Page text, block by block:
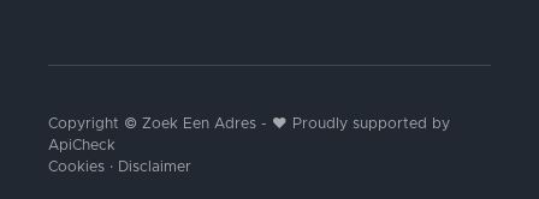
Copyright © Zoek Een Adres - ❤️ Proudly supported by
ApiCheck
Cookies · Disclaimer